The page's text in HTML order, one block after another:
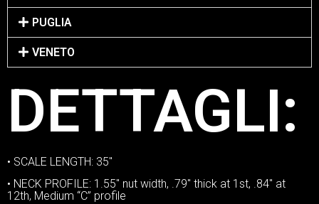
PUGLIA
VENETO
DETTAGLI:
• SCALE LENGTH: 35″
• NECK PROFILE: 1.55″ nut width, .79″ thick at 1st, .84″ at
12th, Medium “C” profile